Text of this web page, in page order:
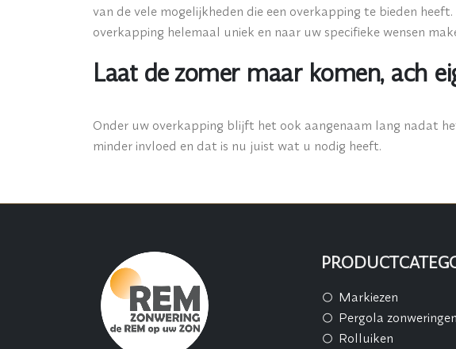
van de vele mogelijkheden die een overkapping te bieden
overkapping helemaal uniek en naar uw specifieke wensen
Laat de zomer maar komen, ach
Onder uw overkapping blijft het ook aangenaam lang nadat
minder invloed en dat is nu juist wat u nodig heeft.
Markiezen
Pergola zonweringen
Rolluiken